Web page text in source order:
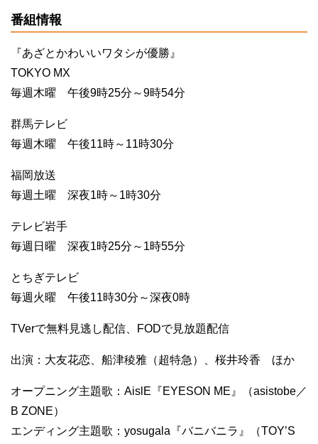
番組情報
『あざとかわいいワタシが優勝』
TOKYO MX
毎週木曜 午後9時25分～9時54分
群馬テレビ
毎週木曜 午後11時～11時30分
福岡放送
毎週土曜 深夜1時～1時30分
テレビ岩手
毎週日曜 深夜1時25分～1時55分
とちぎテレビ
毎週火曜 午後11時30分～深夜0時
TVerで無料見逃し配信、FODで見放題配信
出演：大友花恋、船津稜雅（超特急）、桜井玲香 ほか
オープニング主題歌：AislE『EYESON ME』（asistobe／
B ZONE）
エンディング主題歌：yosugala『バニバニラ』（TOY’S